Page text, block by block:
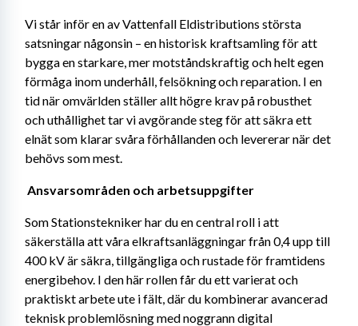
Vi står inför en av Vattenfall Eldistributions största
satsningar någonsin – en historisk kraftsamling för att
bygga en starkare, mer motståndskraftig och helt egen
förmåga inom underhåll, felsökning och reparation. I en
tid när omvärlden ställer allt högre krav på robusthet
och uthållighet tar vi avgörande steg för att säkra ett
elnät som klarar svåra förhållanden och levererar när det
behövs som mest.
Ansvarsområden och arbetsuppgifter
Som Stationstekniker har du en central roll i att
säkerställa att våra elkraftsanläggningar från 0,4 upp till
400 kV är säkra, tillgängliga och rustade för framtidens
energibehov. I den här rollen får du ett varierat och
praktiskt arbete ute i fält, där du kombinerar avancerad
teknisk problemlösning med noggrann digital